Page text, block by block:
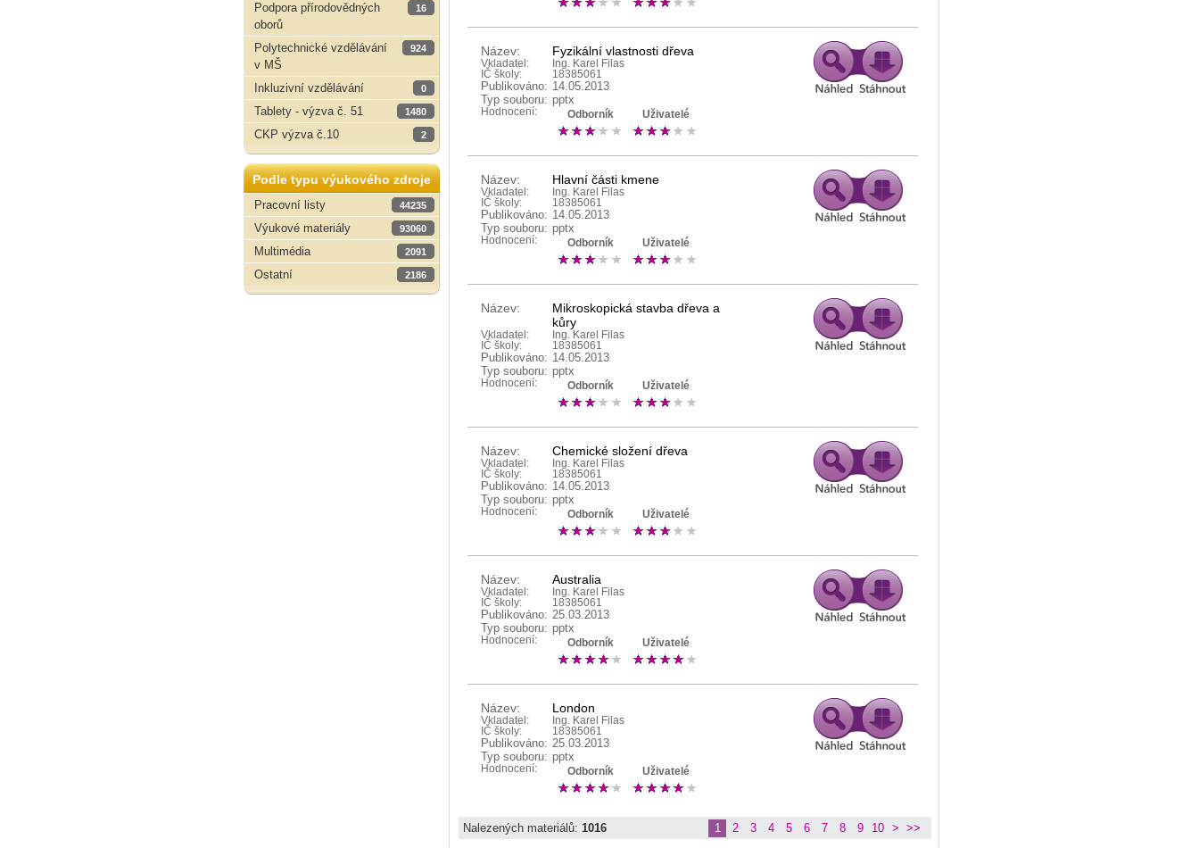
Podpora přírodovědných
oborů
16
Polytechnické vzdělávání
v MŠ
924
Inkluzivní vzdělávání 0
Tablety - výzva č. 51 1480
CKP výzva č.10 2
Podle typu výukového zdroje
Pracovní listy
44235
Výukové materiály 93060
Multimédia 2091
Ostatní 2186
Název: Fyzikální vlastnosti dřeva
Vkladatel:
Ing. Karel Filas
IČ školy:
18385061
Publikováno: 14.05.2013
Typ souboru: pptx
Hodnocení: Odborník Uživatelé
Název: Hlavní části kmene
Vkladatel:
Ing. Karel Filas
IČ školy:
18385061
Publikováno: 14.05.2013
Typ souboru: pptx
Hodnocení: Odborník Uživatelé
Název:
Mikroskopická stavba dřeva a
kůry
Vkladatel:
Ing. Karel Filas
IČ školy:
18385061
Publikováno: 14.05.2013
Typ souboru: pptx
Hodnocení: Odborník Uživatelé
Název: Chemické složení dřeva
Vkladatel:
Ing. Karel Filas
IČ školy:
18385061
Publikováno: 14.05.2013
Typ souboru: pptx
Hodnocení: Odborník Uživatelé
Název: Australia
Vkladatel:
Ing. Karel Filas
IČ školy:
18385061
Publikováno: 25.03.2013
Typ souboru: pptx
Hodnocení: Odborník Uživatelé
Název: London
Vkladatel:
Ing. Karel Filas
IČ školy:
18385061
Publikováno: 25.03.2013
Typ souboru: pptx
Hodnocení: Odborník Uživatelé
Nalezených materiálů: 1016 1 2 3 4 5 6 7 8 9 10 > >>